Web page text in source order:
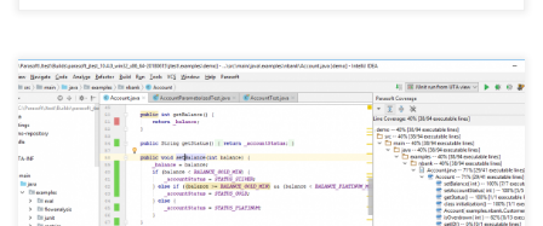
（この記事は、開発元Parasoft社 Blog 「Parasoft Jtest 10.4.0」20 […]